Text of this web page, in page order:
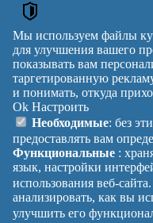
Мы используем файлы
для улучшения вашего
показывать вам
таргетированную
и понимать, откуда
Ok Настроить
Необходимые: без
предоставлять вам
Функциональные :
язык, настройки
использования веб-сайта.
анализировать, как вы
улучшить его